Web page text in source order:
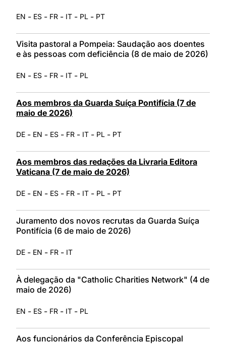
EN - ES - FR - IT - PL - PT
Visita pastoral a Pompeia: Saudação aos doentes
e às pessoas com deficiência (8 de maio de 2026)
EN - ES - FR - IT - PL
Aos membros da Guarda Suíça Pontifícia (7 de
maio de 2026)
DE - EN - ES - FR - IT - PL - PT
Aos membros das redações da Livraria Editora
Vaticana (7 de maio de 2026)
DE - EN - ES - FR - IT - PL - PT
Juramento dos novos recrutas da Guarda Suíça
Pontifícia (6 de maio de 2026)
DE - EN - FR - IT
À delegação da "Catholic Charities Network" (4 de
maio de 2026)
EN - ES - FR - IT - PL
Aos funcionários da Conferência Episcopal